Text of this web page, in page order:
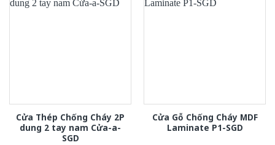
Cửa Thép Chống Cháy 2P
dung 2 tay nam Cửa-a-
SGD
Cửa Gỗ Chống Cháy MDF
Laminate P1-SGD